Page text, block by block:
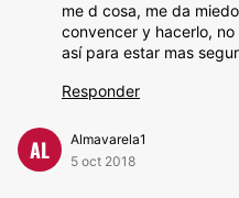
me d cosa, me da
convencer y hacerlo,
así para estar mas
Responder
AL
Almavarela1
5 oct 2018